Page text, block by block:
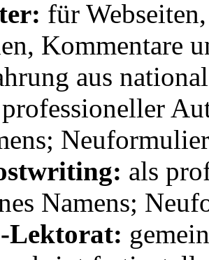
für
Kommentare
aus
als
Namens;
Lektorat: